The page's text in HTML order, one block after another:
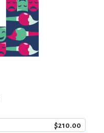
$210.00